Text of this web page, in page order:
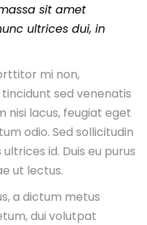
sit amet
ultrices dui, in
mi non,
sed venenatis
nisi lacus, feugiat eget
odio. Sed sollicitudin
id. Duis eu purus
ut lectus.
a dictum metus
dui volutpat